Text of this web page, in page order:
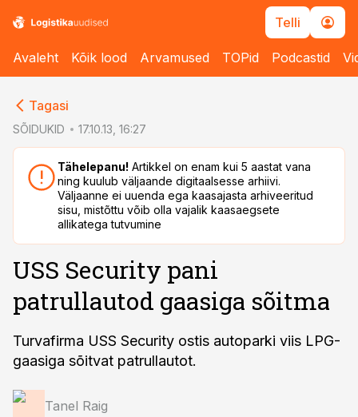
Telli
Avaleht Kõik lood Arvamused TOPid Podcastid
Tagasi
SÕIDUKID 17.10.13, 16:27
Tähelepanu! Artikkel on enam kui 5 aastat vana
ning kuulub väljaande digitaalsesse arhiivi.
Väljaanne ei uuenda ega kaasajasta arhiveeritud
sisu, mistõttu võib olla vajalik kaasaegsete
allikatega tutvumine
USS Security pani
patrullautod gaasiga sõitma
Turvafirma USS Security ostis autoparki viis LPG-
gaasiga sõitvat patrullautot.
Tanel Raig